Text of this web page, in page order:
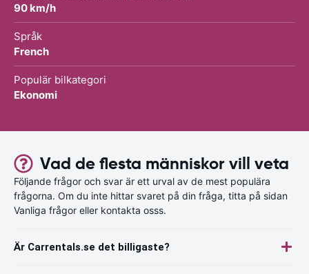
90 km/h
Språk
French
Populär bilkategori
Ekonomi
Vad de flesta människor vill veta
Följande frågor och svar är ett urval av de mest populära
frågorna. Om du inte hittar svaret på din fråga, titta på sidan
Vanliga frågor eller kontakta osss.
Är Carrentals.se det billigaste?